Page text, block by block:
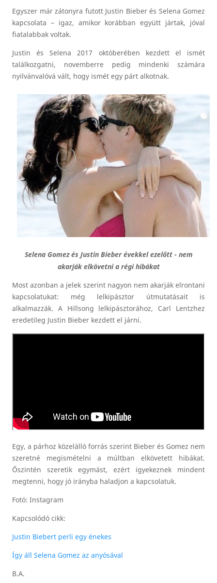
Egyszer már zátonyra futott Justin Bieber és Selena Gomez
kapcsolata – igaz, amikor korábban együtt jártak, jóval
fiatalabbak voltak.
Justin és Selena 2017 októberében kezdett el ismét
találkozgatni, novemberre pedig mindenki számára
nyilvánvalóvá vált, hogy ismét egy párt alkotnak.
Selena Gomez és Justin Bieber évekkel ezelőtt - nem
akarják elkövetni a régi hibákat
Most azonban a jelek szerint nagyon nem akarják elrontani
kapcsolatukat: még lelkipásztor útmutatásait is
alkalmazzák. A Hillsong lelkipásztorához, Carl Lentzhez
eredetileg Justin Bieber kezdett el járni.
Egy, a párhoz közelálló forrás szerint Bieber és Gomez nem
szeretné megismételni a múltban elkövetett hibákat.
Őszintén szeretik egymást, ezért igyekeznek mindent
megtenni, hogy jó irányba haladjon a kapcsolatuk.
Fotó: Instagram
Kapcsolódó cikk:
Justin Biebert perli egy énekes
Így áll Selena Gomez az anyósával
B.A.